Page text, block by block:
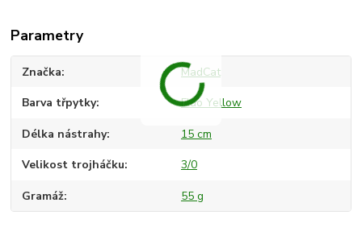
Parametry
Značka MadCat
Barva třpytky Fluo Yellow
Délka nástrahy 15 cm
Velikost trojháčku 3/0
Gramáž 55 g